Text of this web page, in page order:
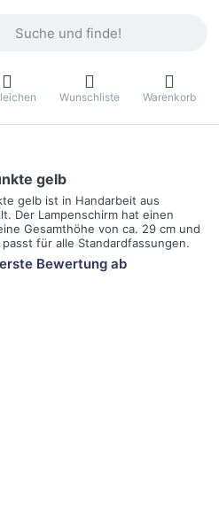
Wunschliste Warenkorb
gelb
gelb ist in Handarbeit aus
Der Lampenschirm hat einen
Gesamthöhe von ca. 29 cm und
für alle Standardfassungen.
Bewertung ab